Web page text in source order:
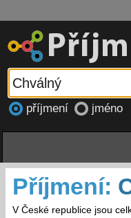
příjmení jméno
Příjmení:
V České republice jsou